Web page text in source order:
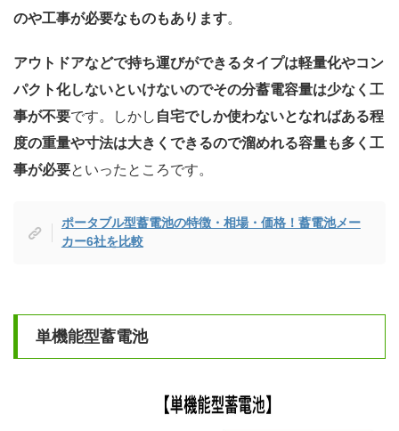
のや工事が必要なものもあります。
アウトドアなどで持ち運びができるタイプは軽量化やコン
パクト化しないといけないのでその分蓄電容量は少なく工
事が不要です。しかし 自宅でしか使わないとなればある程
度の重量や寸法は大きくできるので溜めれる容量も多く工
事が必要といったところです。
ポータブル型蓄電池の特徴・相場・価格！蓄電池メー
カー6社を比較
単機能型蓄電池